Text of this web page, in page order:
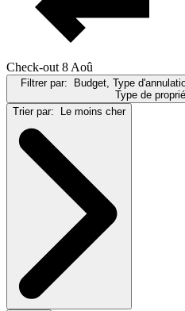
Check-out 8 Aoû
Filtrer par: Budget, Type
Type de
Trier par: Le moins cher